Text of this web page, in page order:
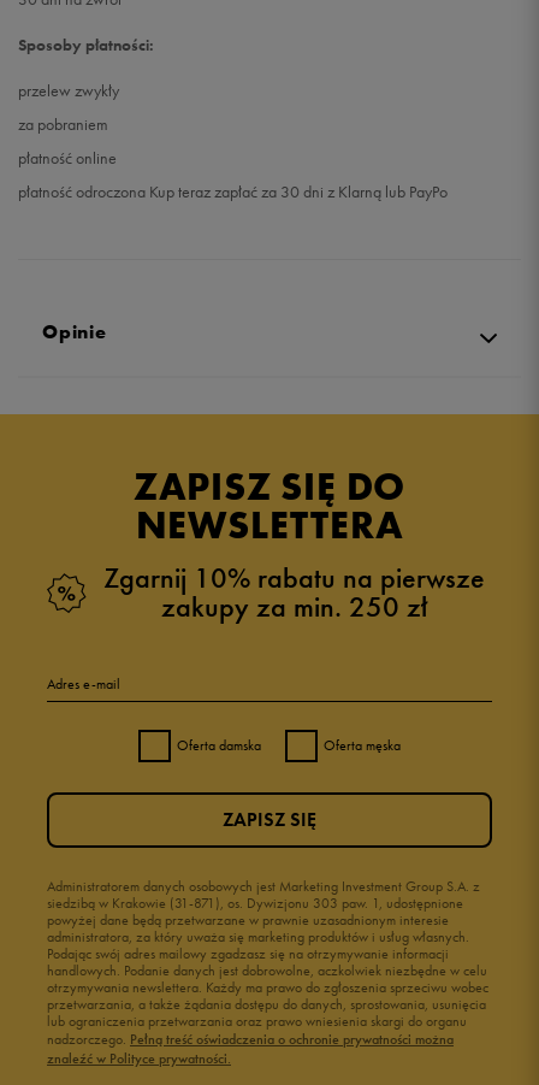
Sposoby płatności:
przelew zwykły
za pobraniem
płatność online
płatność odroczona Kup teraz zapłać za 30 dni z Klarną lub PayPo
Opinie
ZAPISZ SIĘ DO
NEWSLETTERA
Zgarnij 10% rabatu na pierwsze
zakupy za min. 250 zł
Adres e-mail
Oferta damska Oferta męska
Administratorem danych osobowych jest Marketing Investment Group S.A. z
siedzibą w Krakowie (31-871), os. Dywizjonu 303 paw. 1, udostępnione
powyżej dane będą przetwarzane w prawnie uzasadnionym interesie
administratora, za który uważa się marketing produktów i usług własnych.
Podając swój adres mailowy zgadzasz się na otrzymywanie informacji
handlowych. Podanie danych jest dobrowolne, aczkolwiek niezbędne w celu
otrzymywania newslettera. Każdy ma prawo do zgłoszenia sprzeciwu wobec
przetwarzania, a także żądania dostępu do danych, sprostowania, usunięcia
lub ograniczenia przetwarzania oraz prawo wniesienia skargi do organu
nadzorczego. Pełną treść oświadczenia o ochronie prywatności można
znaleźć w Polityce prywatności.
ZAPISZ SIĘ